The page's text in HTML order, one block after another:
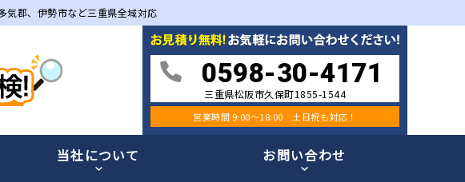
気郡、伊勢市など三重県全域対応
0598-30-4171
三重県松阪市久保町1855-1544
営業時間 9:00〜18:00 土日祝も対応！
当社について お問い合わせ